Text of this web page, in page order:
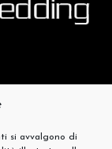
si avvalgono di